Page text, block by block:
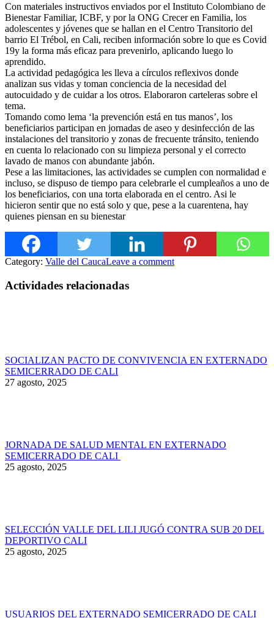
Con materiales instructivos enviados por el Instituto Colombiano de
Bienestar Familiar, ICBF, y por la ONG Crecer en Familia, los
adolescentes y jóvenes que se hallan en el Centro Transitorio del
barrio El Trébol, en Cali, reciben información sobre lo que es Covid
19y la forma más eficaz para prevenirlo, aplicando luego lo
aprendido.
La actividad pedagógica les lleva a círculos reflexivos donde
analizan sus vidas y toman conciencia de la necesidad del
autocuidado y de cuidar a los otros. Elaboraron carteleras sobre el
tema.
Tomando como lema ‘la prevención está en tus manos’, los
beneficiarios participan en jornadas de aseo y desinfección de las
instalaciones del transitorio y zonas de frecuente tránsito, teniendo
en cuenta lo relacionado con su limpieza personal y el correcto
lavado de manos con abundante jabón.
Pese a las limitaciones, las actividades se cumplen con normalidad e
incluso, se dispuso de tiempo para celebrarle el cumpleaños a uno de
los beneficiarios, con una torta elaborada en el centro. Asi le
hicieron sentir que no está solo y que, pese a la cuarentena, hay
quienes piensan en su bienestar
Category: Valle del CaucaLeave a comment
Actividades relacionadas
SOCIALIZAN PACTO DE CONVIVENCIA EN EXTERNADO
SEMICERRADO DE CALI
27 agosto, 2025
JORNADA DE SALUD MENTAL EN EXTERNADO
SEMICERRADO DE CALI
25 agosto, 2025
SELECCIÓN VALLE DEL LILI JUGÓ CONTRA SUB 20 DEL
DEPORTIVO CALI
25 agosto, 2025
USUARIOS DEL EXTERNADO SEMICERRADO DE CALI